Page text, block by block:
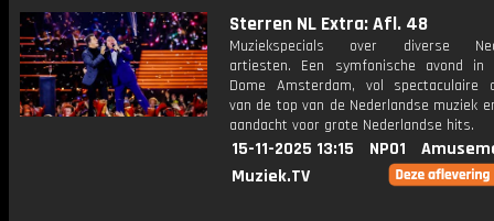
Sterren NL Extra: Afl. 48
Muziekspecials over diverse
artiesten. Een symfonische avond in
Dome Amsterdam, vol spectaculaire
van de top van de Nederlandse muziek
aandacht voor grote Nederlandse hits.
15-11-2025 13:15 NPO1
Muziek.TV